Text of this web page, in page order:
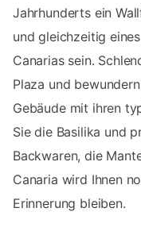
Jahrhunderts ein
und gleichzeitig
Canarias sein.
Plaza und
Gebäude mit ihren
Sie die Basilika und
Backwaren, die
Canaria wird Ihnen
Erinnerung bleiben.